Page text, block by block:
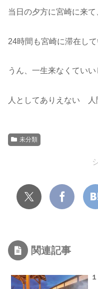
当日の夕方に宮崎に来
24時間も宮崎に滞在し
うん、一生来なくてい
人としてありえない 人
未分類
関連記事